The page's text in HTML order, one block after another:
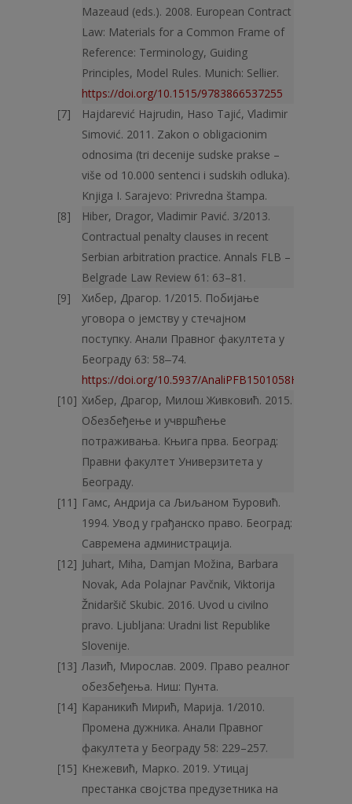
Mazeaud (eds.). 2008. European Contract
Law: Materials for a Common Frame of
Reference: Terminology, Guiding
Principles, Model Rules. Munich: Sellier.
https://doi.org/10.1515/9783866537255
Hajdarević Hajrudin, Haso Tajić, Vladimir
Simović. 2011. Zakon o obligacionim
odnosima (tri decenije sudske prakse –
više od 10.000 sentenci i sudskih odluka).
Knjiga I. Sarajevo: Privredna štampa.
Hiber, Dragor, Vladimir Pavić. 3/2013.
Contractual penalty clauses in recent
Serbian arbitration practice. Annals FLB –
Belgrade Law Review 61: 63–81.
Хибер, Драгор. 1/2015. Побијање
уговора о јемству у стечајном
поступку. Анали Правног факултета у
Београду 63: 58‒74.
https://doi.org/10.5937/AnaliPFB1501058H
Хибер, Драгор, Милош Живковић. 2015.
Обезбеђење и учвршћење
потраживања. Књига прва. Београд:
Правни факултет Универзитета у
Београду.
Гамс, Андрија са Љиљаном Ђуровић.
1994. Увод у грађанско право. Београд:
Савремена администрација.
Juhart, Miha, Damjan Možina, Barbara
Novak, Ada Polajnar Pavčnik, Viktorija
Žnidaršič Skubic. 2016. Uvod u civilno
pravo. Ljubljana: Uradni list Republike
Slovenije.
Лазић, Мирослав. 2009. Право реалног
обезбеђења. Ниш: Пунта.
Караникић Мирић, Марија. 1/2010.
Промена дужника. Анали Правног
факултета у Београду 58: 229–257.
Кнежевић, Марко. 2019. Утицај
престанка својства предузетника на